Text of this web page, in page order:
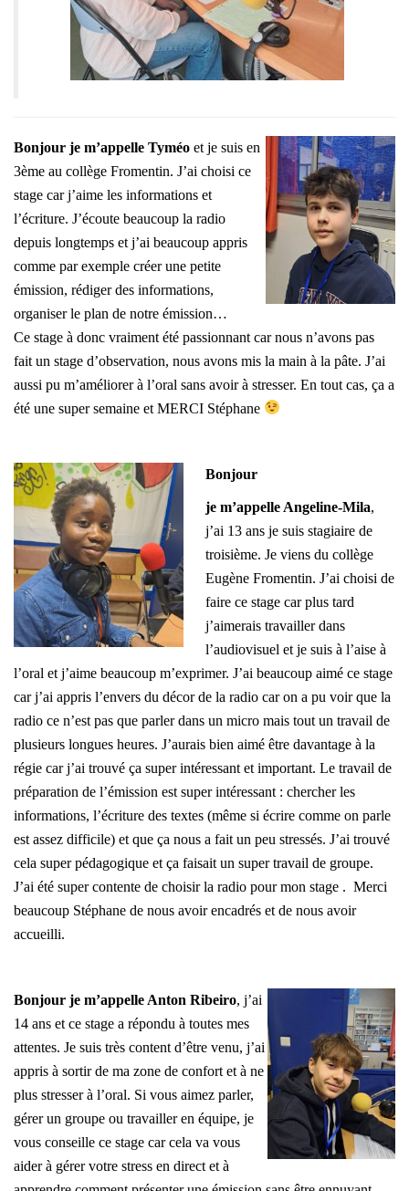
Bonjour je m’appelle Tyméo et je suis en
3ème au collège Fromentin. J’ai choisi ce
stage car j’aime les informations et
l’écriture. J’écoute beaucoup la radio
depuis longtemps et j’ai beaucoup appris
comme par exemple créer une petite
émission, rédiger des informations,
organiser le plan de notre émission…
Ce stage à donc vraiment été passionnant car nous n’avons pas
fait un stage d’observation, nous avons mis la main à la pâte. J’ai
aussi pu m’améliorer à l’oral sans avoir à stresser. En tout cas, ça a
été une super semaine et MERCI Stéphane
Bonjour
je m’appelle Angeline-Mila,
j’ai 13 ans je suis stagiaire de
troisième. Je viens du collège
Eugène Fromentin. J’ai choisi de
faire ce stage car plus tard
j’aimerais travailler dans
l’audiovisuel et je suis à l’aise à
l’oral et j’aime beaucoup m’exprimer. J’ai beaucoup aimé ce stage
car j’ai appris l’envers du décor de la radio car on a pu voir que la
radio ce n’est pas que parler dans un micro mais tout un travail de
plusieurs longues heures. J’aurais bien aimé être davantage à la
régie car j’ai trouvé ça super intéressant et important. Le travail de
préparation de l’émission est super intéressant : chercher les
informations, l’écriture des textes (même si écrire comme on parle
est assez difficile) et que ça nous a fait un peu stressés. J’ai trouvé
cela super pédagogique et ça faisait un super travail de groupe.
J’ai été super contente de choisir la radio pour mon stage . Merci
beaucoup Stéphane de nous avoir encadrés et de nous avoir
accueilli.
Bonjour je m’appelle Anton Ribeiro, j’ai
14 ans et ce stage a répondu à toutes mes
attentes. Je suis très content d’être venu, j’ai
appris à sortir de ma zone de confort et à ne
plus stresser à l’oral. Si vous aimez parler,
gérer un groupe ou travailler en équipe, je
vous conseille ce stage car cela va vous
aider à gérer votre stress en direct et à